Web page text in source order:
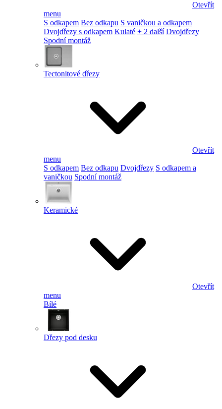
Otevřít
menu
S odkapem Bez odkapu S vaničkou a odkapem
Dvojdřezy s odkapem Kulaté + 2 další Dvojdřezy
Spodní montáž
Tectonitové dřezy
Otevřít
menu
S odkapem Bez odkapu Dvojdřezy S odkapem a
vaničkou Spodní montáž
Keramické
Otevřít
menu
Bílé
Dřezy pod desku